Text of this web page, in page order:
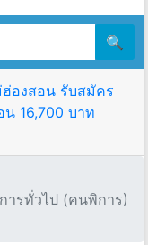
🔍
องสอน รับสมัคร
น 16,700 บาท
ารทั่วไป (คนพิการ)